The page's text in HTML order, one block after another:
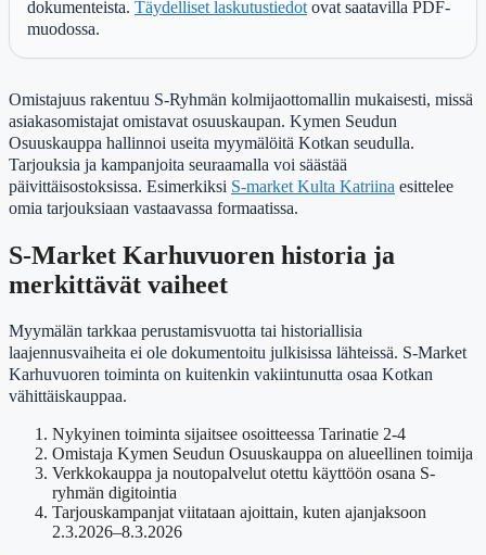
dokumenteista. Täydelliset laskutustiedot ovat saatavilla PDF-
muodossa.
Omistajuus rakentuu S-Ryhmän kolmijaottomallin mukaisesti, missä
asiakasomistajat omistavat osuuskaupan. Kymen Seudun
Osuuskauppa hallinnoi useita myymälöitä Kotkan seudulla.
Tarjouksia ja kampanjoita seuraamalla voi säästää
päivittäisostoksissa. Esimerkiksi S-market Kulta Katriina esittelee
omia tarjouksiaan vastaavassa formaatissa.
S-Market Karhuvuoren historia ja
merkittävät vaiheet
Myymälän tarkkaa perustamisvuotta tai historiallisia
laajennusvaiheita ei ole dokumentoitu julkisissa lähteissä. S-Market
Karhuvuoren toiminta on kuitenkin vakiintunutta osaa Kotkan
vähittäiskauppaa.
Nykyinen toiminta sijaitsee osoitteessa Tarinatie 2-4
Omistaja Kymen Seudun Osuuskauppa on alueellinen toimija
Verkkokauppa ja noutopalvelut otettu käyttöön osana S-
ryhmän digitointia
Tarjouskampanjat viitataan ajoittain, kuten ajanjaksoon
2.3.2026–8.3.2026